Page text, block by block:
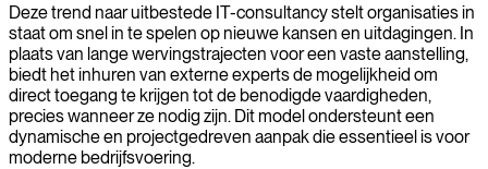
Deze trend naar uitbestede IT-consultancy stelt organisaties in
staat om snel in te spelen op nieuwe kansen en uitdagingen. In
plaats van lange wervingstrajecten voor een vaste aanstelling,
biedt het inhuren van externe experts de mogelijkheid om
direct toegang te krijgen tot de benodigde vaardigheden,
precies wanneer ze nodig zijn. Dit model ondersteunt een
dynamische en projectgedreven aanpak die essentieel is voor
moderne bedrijfsvoering.